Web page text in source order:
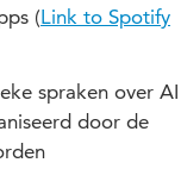
(Link to Spotify
spraken over AI
door de